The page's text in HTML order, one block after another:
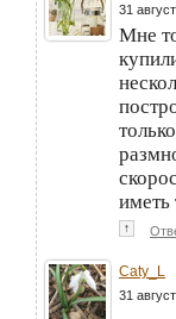
31
Мне
иметь
↑
Caty_L
31